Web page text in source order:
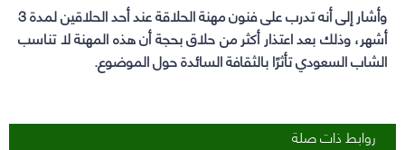
وأشار إلى أنه تدرب على فنون مهنة الحلاقة عند أحد الحلاقين لمدة 3
أشهر، وذلك بعد اعتذار أكثر من حلاق بحجة أن هذه المهنة لا تناسب
الشاب السعودي تأثرًا بالثقافة السائدة حول الموضوع.
روابط ذات صلة